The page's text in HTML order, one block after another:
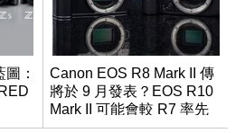
：
Canon EOS R8 Mark II 傳
將於 9 月發表？EOS R10
Mark II 可能會較 R7 率先
推出